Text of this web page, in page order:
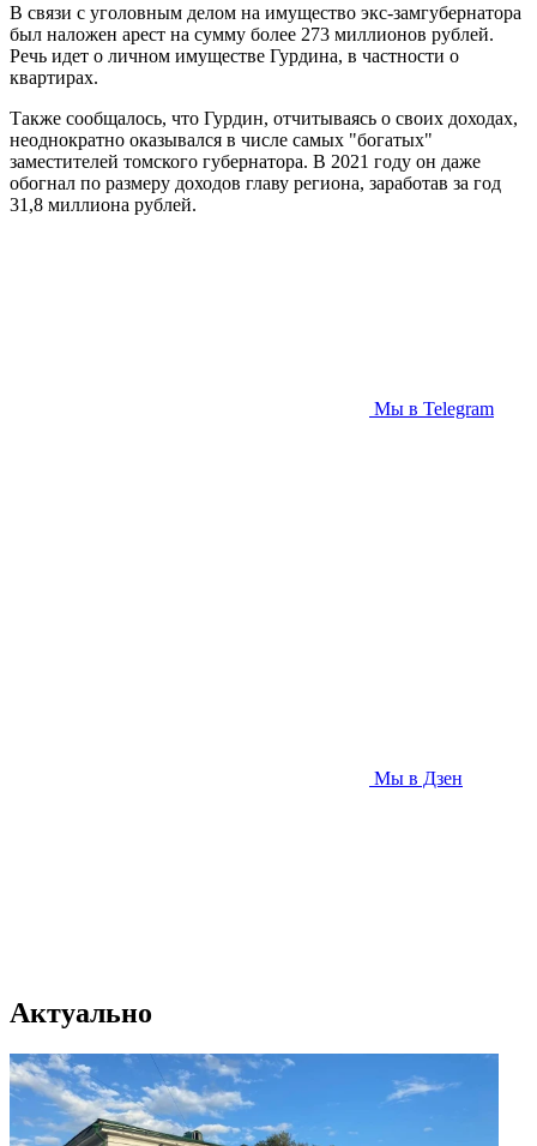
В связи с уголовным делом на имущество экс-замгубернатора
был наложен арест на сумму более 273 миллионов рублей.
Речь идет о личном имуществе Гурдина, в частности о
квартирах.
Также сообщалось, что Гурдин, отчитываясь о своих доходах,
неоднократно оказывался в числе самых "богатых"
заместителей томского губернатора. В 2021 году он даже
обогнал по размеру доходов главу региона, заработав за год
31,8 миллиона рублей.
Мы в Telegram
Мы в Дзен
Актуально